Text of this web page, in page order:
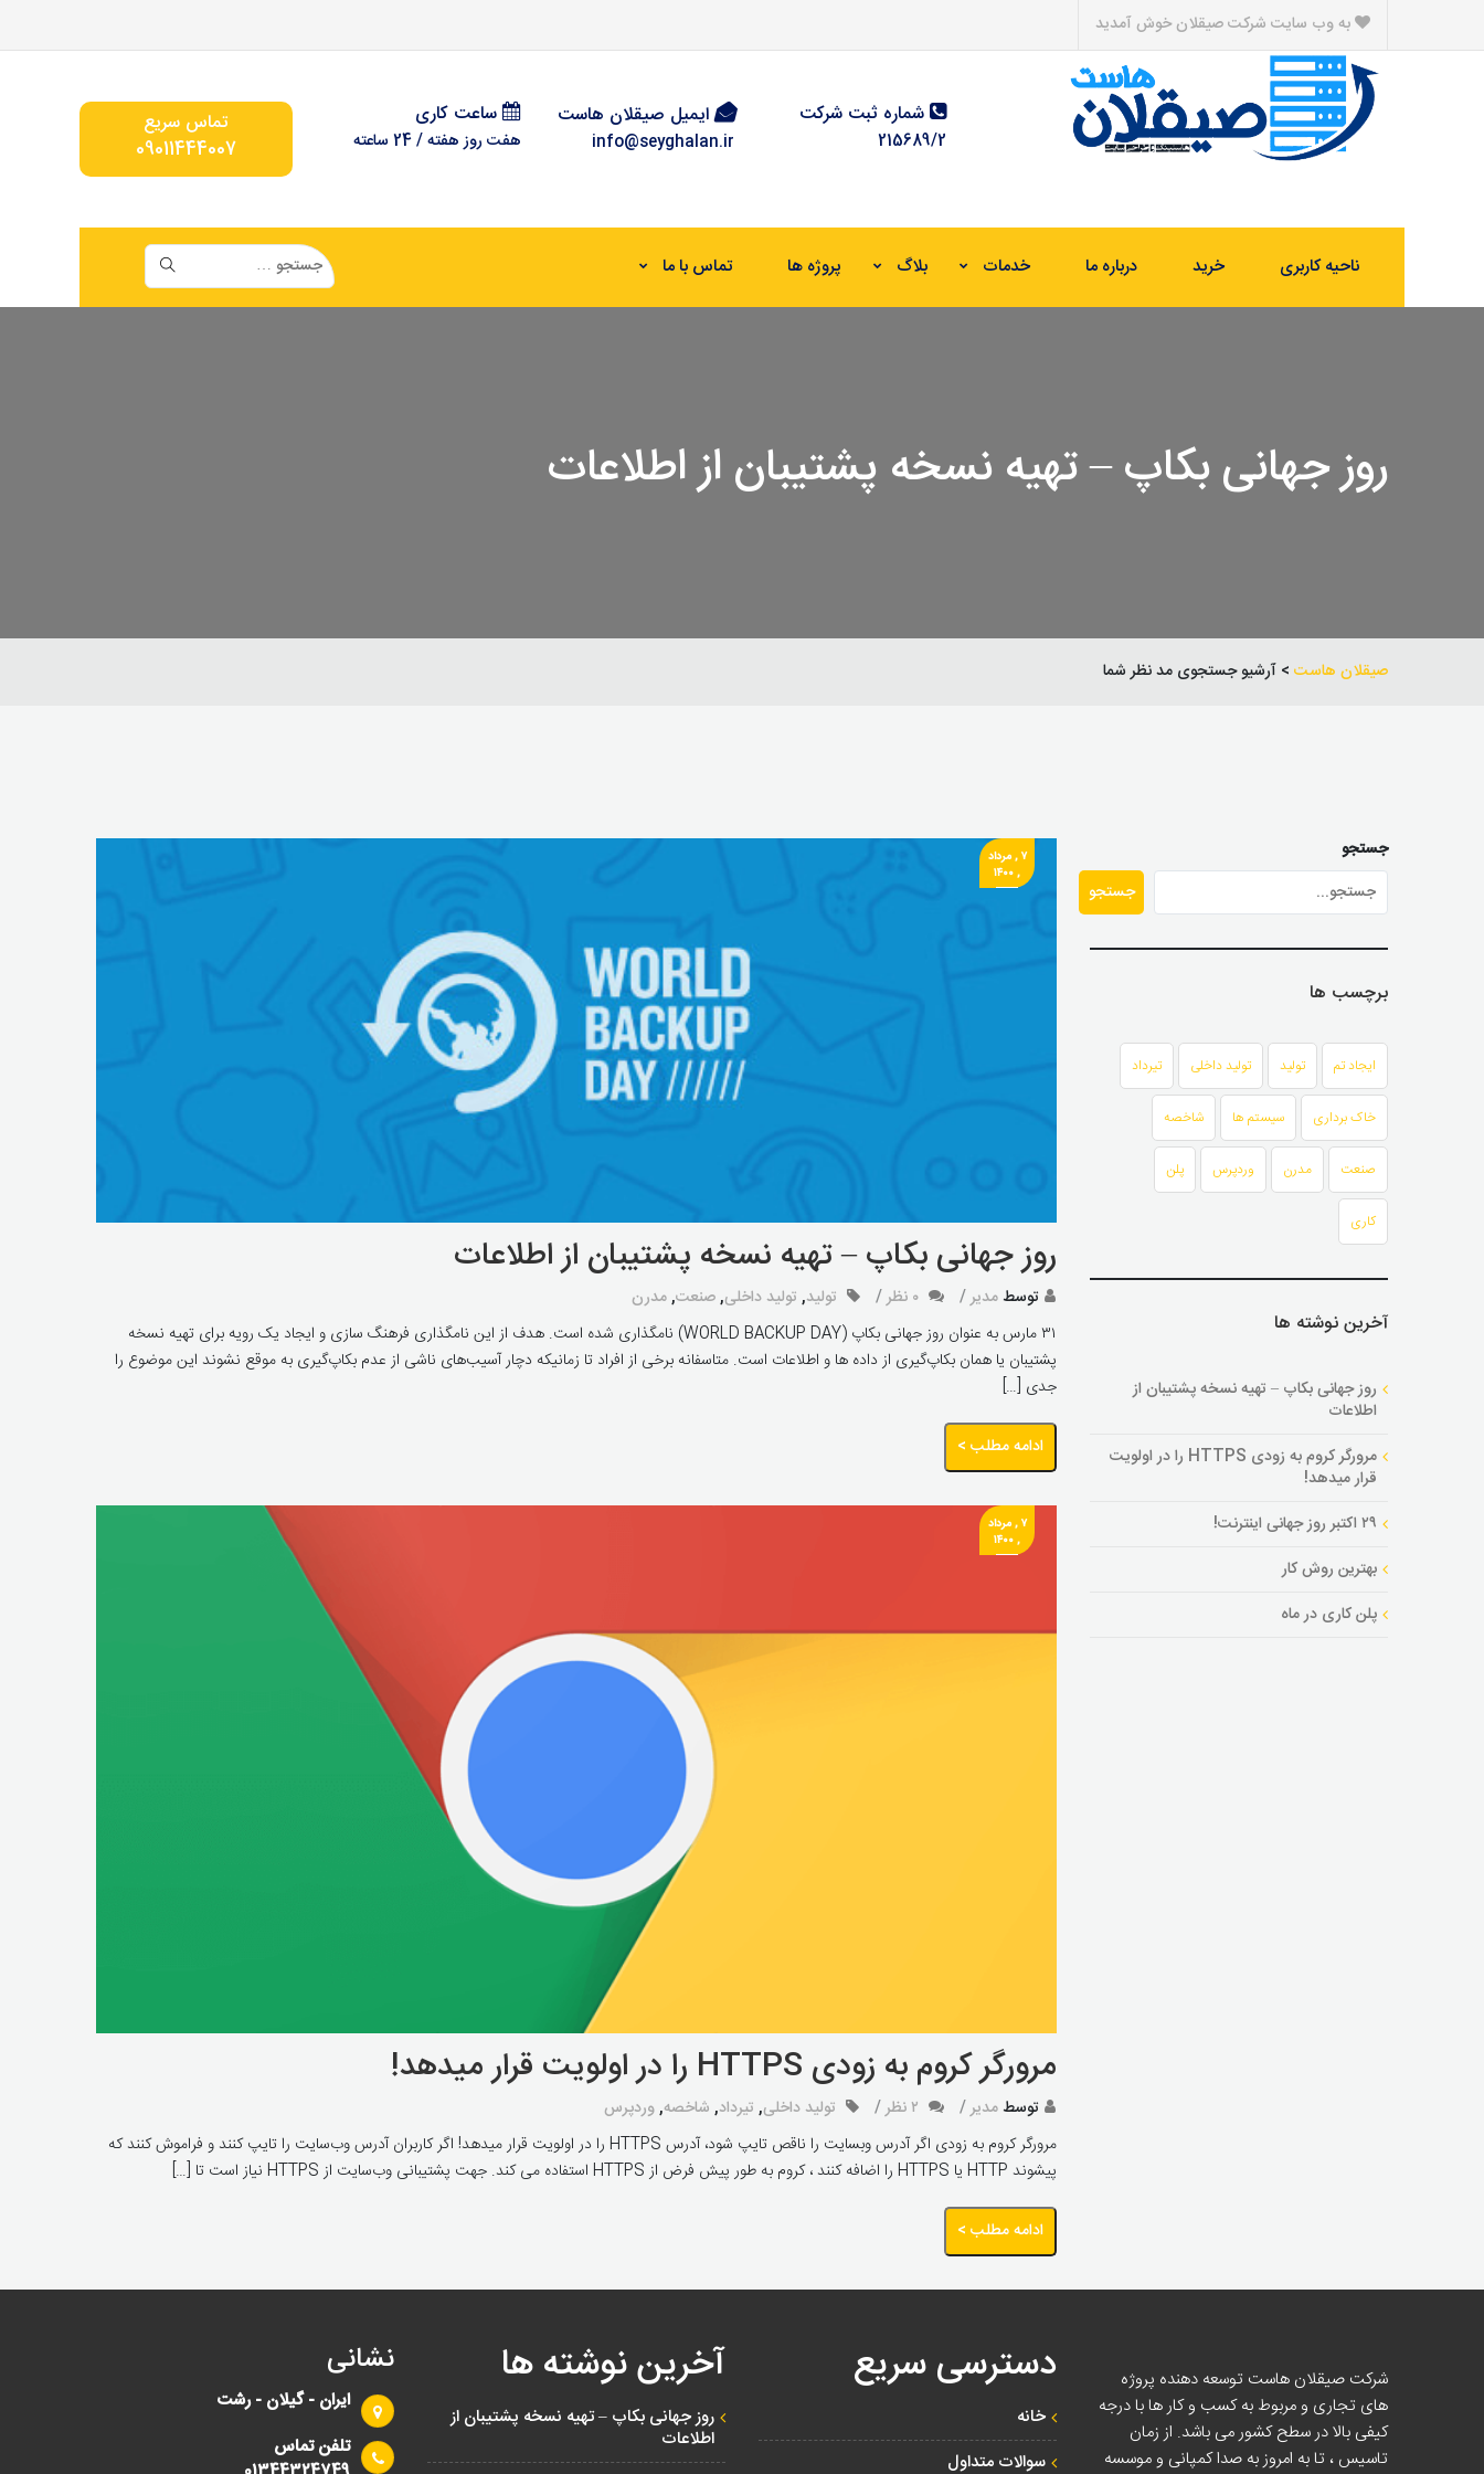
به وب سایت شرکت صیقلان خوش آمدید
شماره ثبت شرکت
215689/2
ایمیل صیقلان هاست
info@seyghalan.ir
ساعت کاری
هفت روز هفته / 24 ساعته
تماس سریع
09011444007
ناحیه کاربری خرید درباره ما خدمات بلاگ پروژه ها تماس با ما
روز جهانی بکاپ – تهیه نسخه پشتیبان از اطلاعات
صیقلان هاست > آرشیو جستجوی مد نظر شما
جستجو
جستجو
برچسب ها
ایجاد تم تولید تولید داخلی تیرداد
خاک برداری سیستم ها شاخصه
صنعت مدرن وردپرس پلن
کاری
آخرین نوشته ها
روز جهانی بکاپ – تهیه نسخه پشتیبان از
اطلاعات
مرورگر کروم به زودی HTTPS را در اولویت
قرار میدهد!
۲۹ اکتبر روز جهانی اینترنت!
بهترین روش کار
پلن کاری در ماه
روز جهانی بکاپ – تهیه نسخه پشتیبان از اطلاعات
۷ , مرداد
, ۱۴۰۰
توسطمدیر ۰ نظر تولید, تولید داخلی,صنعت,مدرن
۳۱ مارس به عنوان روز جهانی بکاپ (WORLD BACKUP DAY) نامگذاری شده است. هدف از این نامگذاری فرهنگ سازی و ایجاد یک رویه برای تهیه نسخه
پشتیبان یا همان بکاپ‌گیری از داده ها و اطلاعات است. متاسفانه برخی از افراد تا زمانیکه دچار آسیب‌های ناشی از عدم بکاپ‌گیری به موقع نشوند این موضوع را
جدی […]
ادامه مطلب >
مرورگر کروم به زودی HTTPS را در اولویت قرار میدهد!
۷ , مرداد
, ۱۴۰۰
توسطمدیر ۲ نظر تولید داخلی, تیرداد, شاخصه,وردپرس
مرورگر کروم به زودی اگر آدرس وبسایت را ناقص تایپ شود، آدرس HTTPS را در اولویت قرار میدهد! اگر کاربران آدرس وب‌سایت را تایپ کنند و فراموش کنند که
پیشوند HTTP یا HTTPS را اضافه کنند ، کروم به طور پیش فرض از HTTPS استفاده می کند. جهت پشتیبانی وب‌سایت از HTTPS نیاز است تا […]
ادامه مطلب >
شرکت صیقلان هاست توسعه دهنده پروژه
های تجاری و مربوط به کسب و کار ها با درجه
کیفی بالا در سطح کشور می باشد. از زمان
تاسیس ، تا به امروز به صدا کمپانی و موسسه
دسترسی سریع
خانه
سوالات متداول
آخرین نوشته ها
روز جهانی بکاپ – تهیه نسخه پشتیبان از
اطلاعات
نشانی
ایران - گیلان - رشت
تلفن تماس